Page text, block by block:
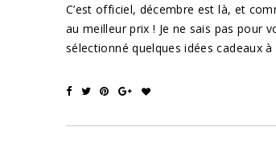
C’est officiel, décembre est là, et
au meilleur prix ! Je ne sais pas pour
sélectionné quelques idées cadeaux